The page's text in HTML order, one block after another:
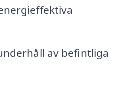
av befintliga